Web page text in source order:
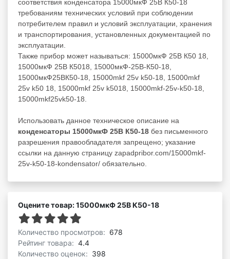
соответствия конденсатора 15000мкФ 25В К50-18
требованиям технических условий при соблюдении
потребителем правил и условий эксплуатации, хранения
и транспортирования, установленных документацией по
эксплуатации.
Также прибор может называться: 15000мкФ 25В К50 18,
15000мкФ 25В К5018, 15000мкФ-25В-К50-18,
15000мкФ25ВК50-18, 15000mkf 25v k50-18, 15000mkf
25v k50 18, 15000mkf 25v k5018, 15000mkf-25v-k50-18,
15000mkf25vk50-18.
Использовать данное техническое описание на
конденсаторы 15000мкФ 25В К50-18 без письменного
разрешения правообладателя запрещено; указание
ссылки на данную страницу zapadpribor.com/15000mkf-
25v-k50-18-kondensator/ обязательно.
Оцените товар: 15000мкФ 25В К50-18
Количество просмотров: 678
Рейтинг товара: 4.4
Количество оценок: 398